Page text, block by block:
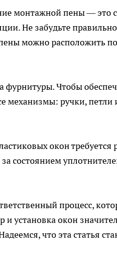
монтажной пены — это
Не забудьте
можно расположить
фурнитуры. Чтобы
механизмы: ручки, петли
окон требуется
состоянием
процесс,
установка окон
что эта статья